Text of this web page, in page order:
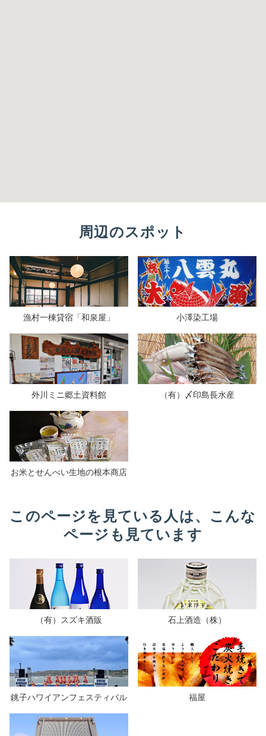
周辺のスポット
漁村一棟貸宿「和泉屋」 小澤染工場
外川ミニ郷土資料館 （有）〆印島長水産
お米とせんべい生地の根本商店
このページを見ている人は、こんな
ページも見ています
（有）スズキ酒販 石上酒造（株）
銚子ハワイアンフェスティバル 福屋